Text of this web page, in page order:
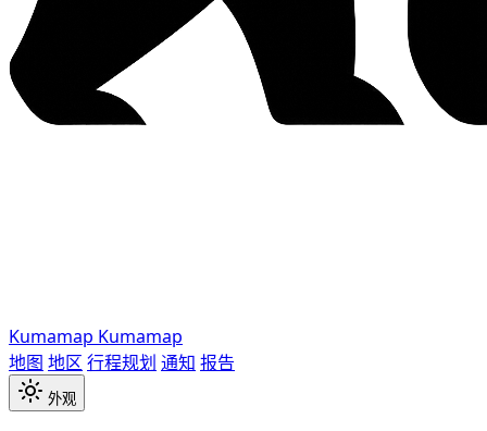
Kumamap Kumamap
地图 地区 行程规划 通知 报告
外观